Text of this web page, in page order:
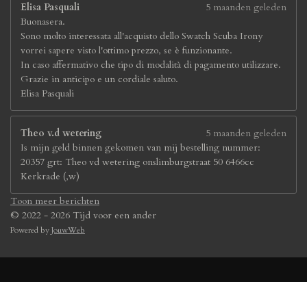
Elisa Pasquali
5 maanden geleden
Buonasera.
Sono molto interessata all'acquisto dello Swatch Scuba Irony
vorrei sapere visto l'ottimo prezzo, se è funzionante.
In caso affermativo che tipo di modalità di pagamento utilizzare.
Grazie in anticipo e un cordiale saluto.
Elisa Pasquali
Theo v.d wetering
5 maanden geleden
Is mijn geld binnen gekomen van mij bestelling nummer:
20357 grt: Theo vd wetering onslimburgstraat 50 6466cc
Kerkrade (,w)
Toon meer berichten
© 2022 - 2026 Tijd voor een ander
Powered byJouwWeb